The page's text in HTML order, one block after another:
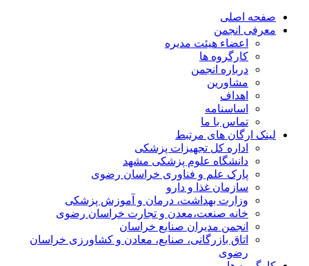
صفحه اصلی
معرفی انجمن
اعضاء هیئت مدیره
کارگروه ها
درباره انجمن
مشاورین
اهداف
اساسنامه
تماس با ما
لینک ارگان های مرتبط
اداره کل تجهیزات پزشکی
دانشگاه علوم پزشکی مشهد
پارک علم و فناوری خراسان رضوی
سازمان غذا و دارو
وزارت بهداشت، درمان و آموزش پزشکی
خانه صنعت،معدن و تجارت خراسان رضوی
انجمن مدیران صنایع خراسان
اتاق بازرگانی، صنایع، معادن و کشاورزی خراسان
رضوی